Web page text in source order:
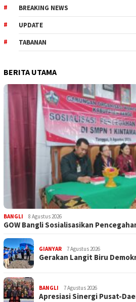
BREAKING NEWS
UPDATE
TABANAN
BERITA UTAMA
BANGLI 8 Agustus 2026
GOW Bangli Sosialisasikan
GIANYAR 7 Agustus 2026
Gerakan Langit Biru
BANGLI 7 Agustus 2026
Apresiasi Sinergi Pusat-